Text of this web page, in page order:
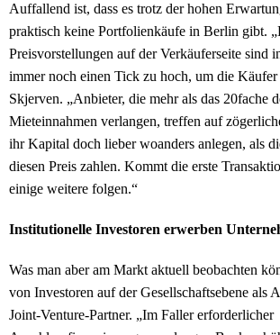
Auffallend ist, dass es trotz der hohen
praktisch keine Portfolienkäufe in Berlin gibt.
Preisvorstellungen auf der Verkäuferseite sind
immer noch einen Tick zu hoch, um die Käufer
Skjerven. „Anbieter, die mehr als das 20fache
Mieteinnahmen verlangen, treffen auf
ihr Kapital doch lieber woanders anlegen, als
diesen Preis zahlen. Kommt die erste
einige weitere folgen.“
Institutionelle Investoren erwerben
Was man aber am Markt aktuell beobachten
von Investoren auf der Gesellschaftsebene als
Joint-Venture-Partner. „Im Faller erforderlicher